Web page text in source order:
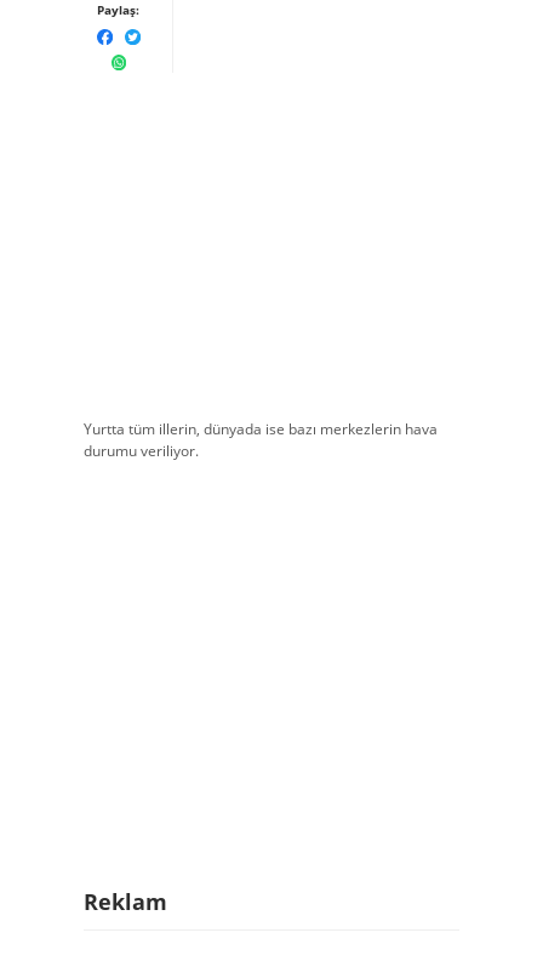
Paylaş:
Yurtta tüm illerin, dünyada ise bazı merkezlerin hava
durumu veriliyor.
Reklam